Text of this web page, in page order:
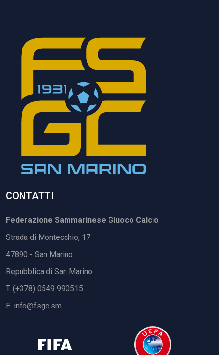
CONTATTI
Federazione Sammarinese Giuoco Calcio
Strada di Montecchio, 17
47890 - San Marino
Repubblica di San Marino
T. (+378) 0549 990515
E. info@fsgc.sm